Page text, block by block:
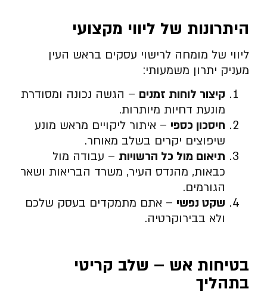
היתרונות של ליווי מקצועי
ליווי של מומחה לרישוי עסקים בראש העין
מעניק יתרון משמעותי:
קיצור לוחות זמנים – הגשה נכונה ומסודרת
מונעת דחיות מיותרות.
חיסכון כספי – איתור ליקויים מראש מונע
שיפוצים יקרים בשלב מאוחר.
תיאום מול כל הרשויות – עבודה מול
כבאות, מהנדס העיר, משרד הבריאות ושאר
הגורמים.
שקט נפשי – אתם מתמקדים בעסק שלכם
ולא בבירוקרטיה.
בטיחות אש – שלב קריטי
בתהליך